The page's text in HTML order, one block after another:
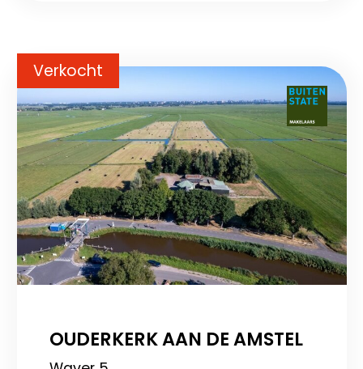
Verkocht
OUDERKERK AAN DE AMSTEL